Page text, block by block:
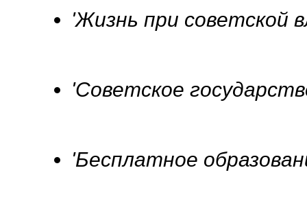
'Жизнь при советской
'Советское
'Бесплатное